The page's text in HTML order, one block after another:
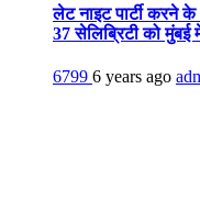
लेट नाइट पार्टी करने
37 सेलिब्रिटी को मुंबई
6799 6 years ago